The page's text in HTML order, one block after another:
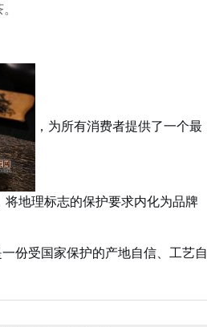
，为所有消费者提供了一个最
将地理标志的保护要求内化为品牌
份受国家保护的产地自信、工艺自